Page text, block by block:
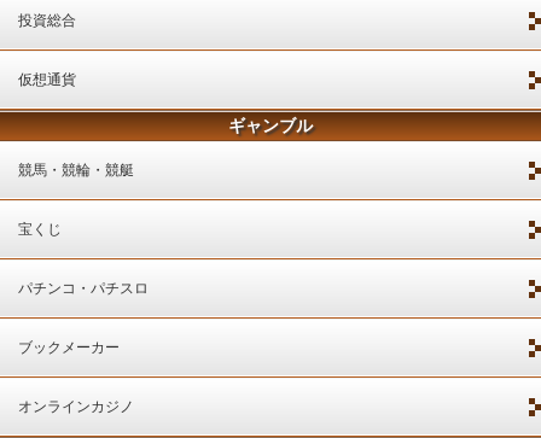
投資総合
仮想通貨
ギャンブル
競馬・競輪・競艇
宝くじ
パチンコ・パチスロ
ブックメーカー
オンラインカジノ